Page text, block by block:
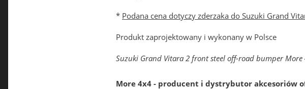
* Podana cena dotyczy zderzaka do Suzuki Grand
Produkt zaprojektowany i wykonany w Polsce
Suzuki Grand Vitara 2 front steel off-road bumper More
More 4x4 - producent i dystrybutor akcesoriów